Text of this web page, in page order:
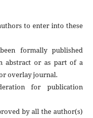
to enter into these
formally published
abstract or as part of a
overlay journal.
for publication
by all the author(s)